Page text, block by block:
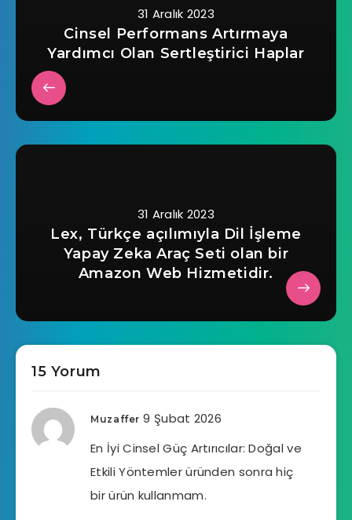
31 Aralık 2023
Cinsel Performans Artırmaya
Yardımcı Olan Sertleştirici Haplar
31 Aralık 2023
Lex, Türkçe açılımıyla Dil İşleme
Yapay Zeka Araç Seti olan bir
Amazon Web Hizmetidir.
15 Yorum
Muzaffer 9 Şubat 2026
En İyi Cinsel Güç Artırıcılar: Doğal ve
Etkili Yöntemler üründen sonra hiç
bir ürün kullanmam.